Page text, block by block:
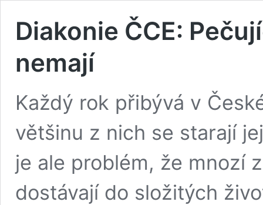
Diakonie ČCE:
nemají
Každý rok přibývá v
většinu z nich se starají
je ale problém, že mnozí
dostávají do složitých